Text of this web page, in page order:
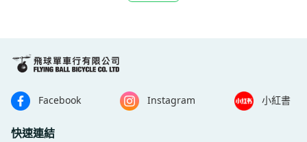
Facebook Instagram 小紅書
快速連結